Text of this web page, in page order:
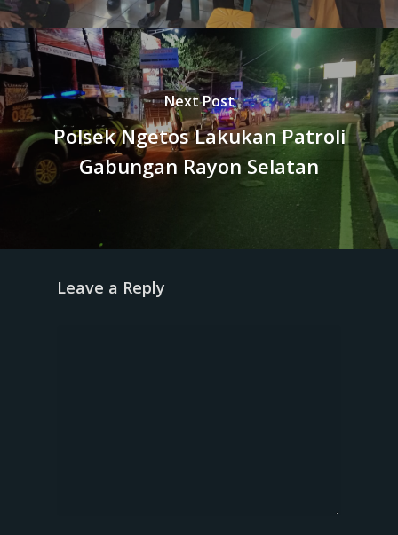
Next Post
Polsek Ngetos Lakukan Patroli
Gabungan Rayon Selatan
Leave a Reply